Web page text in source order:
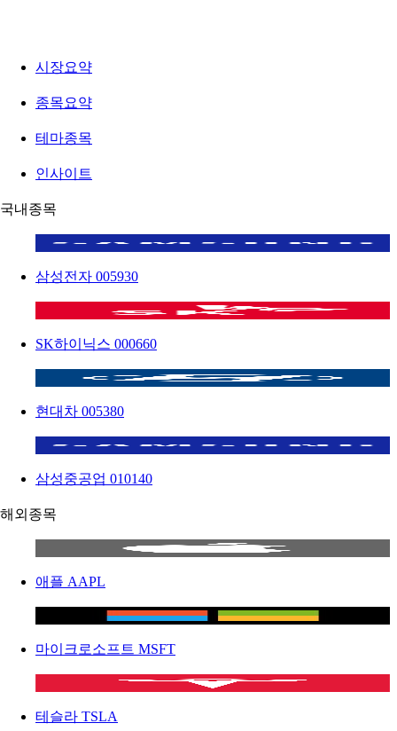
시장요약
종목요약
테마종목
인사이트
국내종목
삼성전자 005930
SK하이닉스 000660
현대차 005380
삼성중공업 010140
해외종목
애플 AAPL
마이크로소프트 MSFT
테슬라 TSLA